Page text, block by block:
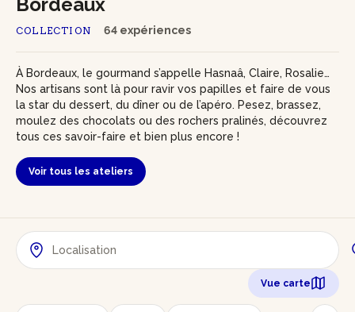
COLLECTION 64 expériences
À Bordeaux, le gourmand s’appelle Hasnaâ, Claire, Rosalie…
Nos artisans sont là pour ravir vos papilles et faire de vous
la star du dessert, du dîner ou de l’apéro. Pesez, brassez,
moulez des chocolats ou des rochers pralinés, découvrez
tous ces savoir-faire et bien plus encore !
Voir tous les ateliers
Vue carte